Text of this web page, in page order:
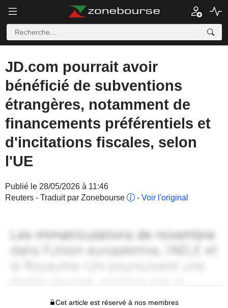
JD.com pourrait avoir
bénéficié de subventions
étrangères, notamment de
financements préférentiels et
d'incitations fiscales, selon
l'UE
Publié le 28/05/2026 à 11:46
Reuters - Traduit par Zonebourse
- Voir l'original
Cet article est réservé à nos membres